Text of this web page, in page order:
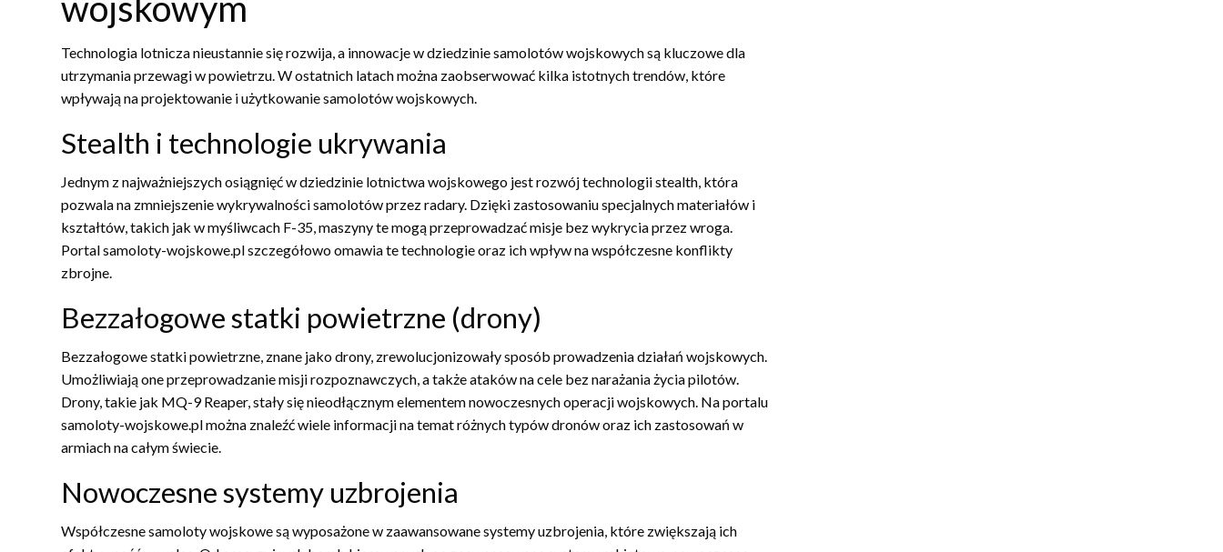
Technologia lotnicza nieustannie się rozwija, a innowacje w dziedzinie samolotów wojskowych są kluczowe dla
utrzymania przewagi w powietrzu. W ostatnich latach można zaobserwować kilka istotnych trendów, które
wpływają na projektowanie i użytkowanie samolotów wojskowych.
Stealth i technologie ukrywania
Jednym z najważniejszych osiągnięć w dziedzinie lotnictwa wojskowego jest rozwój technologii stealth, która
pozwala na zmniejszenie wykrywalności samolotów przez radary. Dzięki zastosowaniu specjalnych materiałów i
kształtów, takich jak w myśliwcach F-35, maszyny te mogą przeprowadzać misje bez wykrycia przez wroga.
Portal samoloty-wojskowe.pl szczegółowo omawia te technologie oraz ich wpływ na współczesne konflikty
zbrojne.
Bezzałogowe statki powietrzne (drony)
Bezzałogowe statki powietrzne, znane jako drony, zrewolucjonizowały sposób prowadzenia działań wojskowych.
Umożliwiają one przeprowadzanie misji rozpoznawczych, a także ataków na cele bez narażania życia pilotów.
Drony, takie jak MQ-9 Reaper, stały się nieodłącznym elementem nowoczesnych operacji wojskowych. Na portalu
samoloty-wojskowe.pl można znaleźć wiele informacji na temat różnych typów dronów oraz ich zastosowań w
armiach na całym świecie.
Nowoczesne systemy uzbrojenia
Współczesne samoloty wojskowe są wyposażone w zaawansowane systemy uzbrojenia, które zwiększają ich